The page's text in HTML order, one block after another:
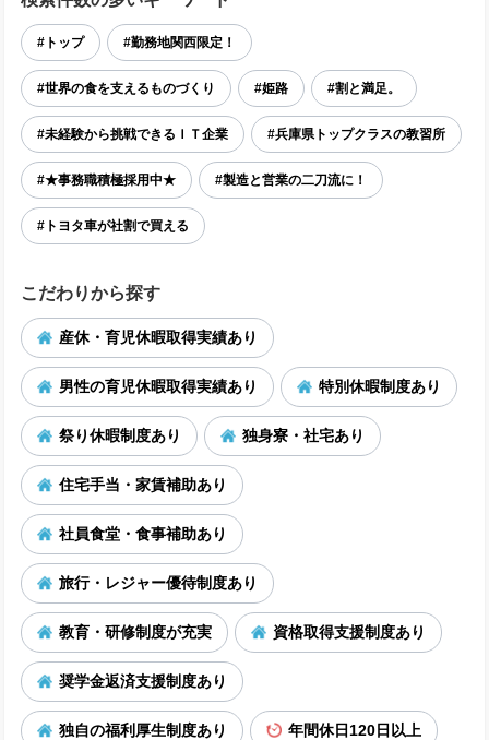
#トップ #勤務地関西限定！
#世界の食を支えるものづくり #姫路 #割と満足。
#未経験から挑戦できるＩＴ企業 #兵庫県トップクラスの教習所
#★事務職積極採用中★ #製造と営業の二刀流に！
#トヨタ車が社割で買える
こだわりから探す
産休・育児休暇取得実績あり
男性の育児休暇取得実績あり 特別休暇制度あり
祭り休暇制度あり 独身寮・社宅あり
住宅手当・家賃補助あり
社員食堂・食事補助あり
旅行・レジャー優待制度あり
教育・研修制度が充実 資格取得支援制度あり
奨学金返済支援制度あり
独自の福利厚生制度あり 年間休日120日以上